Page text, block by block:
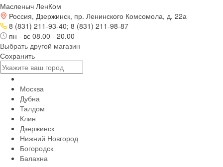
Масленыч ЛенКом
Россия, Дзержинск, пр. Ленинского Комсомола, д. 22а
8 (831) 211-93-40; 8 (831) 211-98-87
пн - вс 08.00 - 20.00
Выбрать другой магазин
Сохранить
Москва
Дубна
Талдом
Клин
Дзержинск
Нижний Новгород
Богородск
Балахна